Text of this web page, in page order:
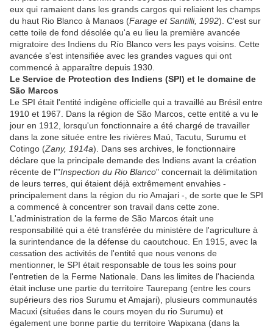
eux qui ramaient dans les grands cargos qui reliaient les champs
du haut Rio Blanco à Manaos (Farage et Santilli, 1992). C'est sur
cette toile de fond désolée qu'a eu lieu la première avancée
migratoire des Indiens du Río Blanco vers les pays voisins. Cette
avancée s'est intensifiée avec les grandes vagues qui ont
commencé à apparaître depuis 1930.
Le Service de Protection des Indiens (SPI) et le domaine de
São Marcos
Le SPI était l'entité indigène officielle qui a travaillé au Brésil entre
1910 et 1967. Dans la région de São Marcos, cette entité a vu le
jour en 1912, lorsqu'un fonctionnaire a été chargé de travailler
dans la zone située entre les rivières Maú, Tacutu, Surumu et
Cotingo (Zany, 1914a). Dans ses archives, le fonctionnaire
déclare que la principale demande des Indiens avant la création
récente de l'"Inspection du Rio Blanco" concernait la délimitation
de leurs terres, qui étaient déjà extrêmement envahies -
principalement dans la région du rio Amajari -, de sorte que le SPI
a commencé à concentrer son travail dans cette zone.
L'administration de la ferme de São Marcos était une
responsabilité qui a été transférée du ministère de l'agriculture à
la surintendance de la défense du caoutchouc. En 1915, avec la
cessation des activités de l'entité que nous venons de
mentionner, le SPI était responsable de tous les soins pour
l'entretien de la Ferme Nationale. Dans les limites de l'hacienda
était incluse une partie du territoire Taurepang (entre les cours
supérieurs des rios Surumu et Amajari), plusieurs communautés
Macuxi (situées dans le cours moyen du rio Surumu) et
également une bonne partie du territoire Wapixana (dans la